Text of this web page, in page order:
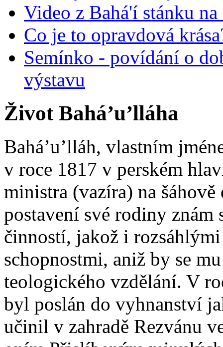
Video z Bahá'í stánku
Co je to opravdová
Semínko - povídání o
výstavu
Život Bahá’u’lláha
Bahá’u’lláh, vlastním
v roce 1817 v perském
ministra (vazíra) na
postavení své rodiny
činností, jakož i
schopnostmi, aniž by se
teologického vzdělání. V
byl poslán do vyhnanství
učinil v zahradě Rezvánu